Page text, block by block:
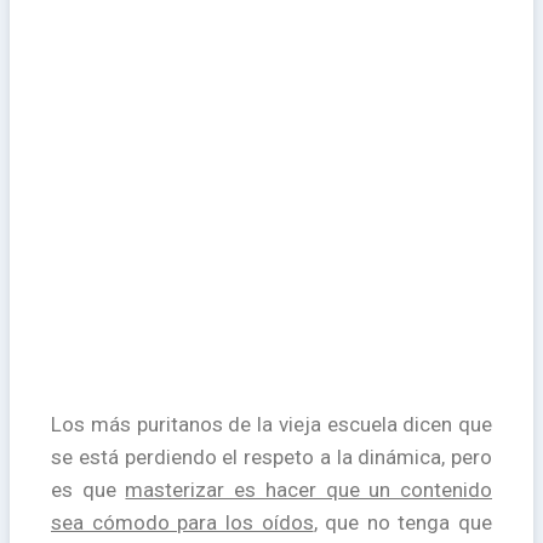
Los más puritanos de la vieja escuela dicen que
se está perdiendo el respeto a la dinámica, pero
es que masterizar es hacer que un contenido
sea cómodo para los oídos, que no tenga que